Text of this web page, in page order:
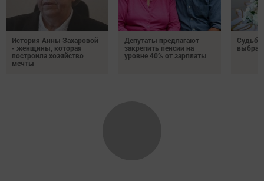
История Анны Захаровой
- женщины, которая
построила хозяйство
мечты
Депутаты предлагают
закрепить пенсии на
уровне 40% от зарплаты